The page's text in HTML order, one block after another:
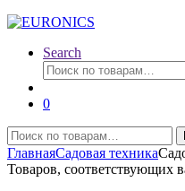
Search
Искать:
0
Искать:
ГлавнаяСадовая техника
Товаров, соответствующих